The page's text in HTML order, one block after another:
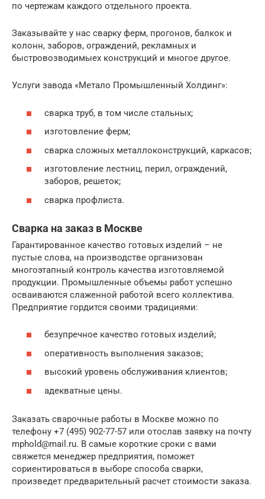
по чертежам каждого отдельного проекта.
Заказывайте у нас сварку ферм, прогонов, балкок и
колонн, заборов, ограждений, рекламных и
быстровозводимыех конструкций и многое другое.
Услуги завода «Метало Промышленный Холдинг»:
сварка труб, в том числе стальных;
изготовление ферм;
сварка сложных металлоконструкций, каркасов;
изготовление лестниц, перил, ограждений,
заборов, решеток;
сварка профлиста.
Сварка на заказ в Москве
Гарантированное качество готовых изделий – не
пустые слова, на производстве организован
многоэтапный контроль качества изготовляемой
продукции. Промышленные объемы работ успешно
осваиваются слаженной работой всего коллектива.
Предприятие гордится своими традициями:
безупречное качество готовых изделий;
оперативность выполнения заказов;
высокий уровень обслуживания клиентов;
адекватные цены.
Заказать сварочные работы в Москве можно по
телефону +7 (495) 902-77-57 или отослав заявку на почту
mphold@mail.ru. В самые короткие сроки с вами
свяжется менеджер предприятия, поможет
сориентироваться в выборе способа сварки,
произведет предварительный расчет стоимости заказа.